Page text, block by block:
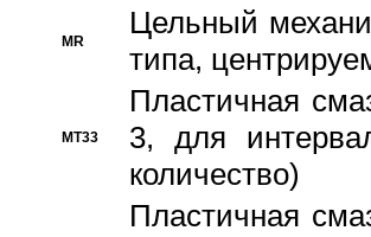
MR
Цельный
типа,
MT33
Пластичная
3, для
количество)
Пластичная